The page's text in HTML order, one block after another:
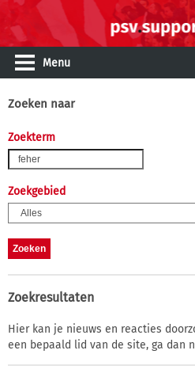
Menu
Zoeken naar
Zoekterm
Zoekgebied
Zoekresultaten
Hier kan je nieuws en reacties
een bepaald lid van de site, ga dan